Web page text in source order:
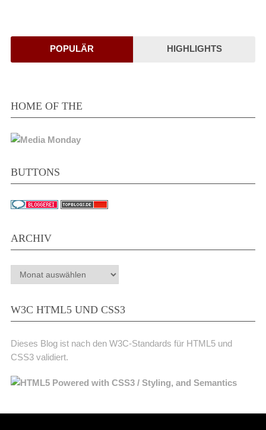
POPULÄR HIGHLIGHTS
HOME OF THE
BUTTONS
ARCHIV
Archiv
W3C HTML5 UND CSS3
Dieses Blog ist nach den W3C-Standards für HTML5 und
CSS3 validiert.